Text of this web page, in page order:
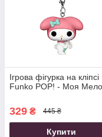
Ігрова фігурка на кліпсі
Funko POP! - Моя
329 ₴ 445 ₴
Купити